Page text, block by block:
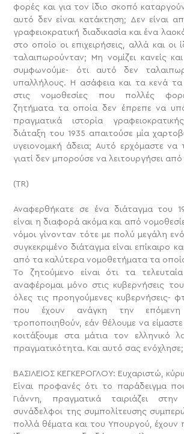
φορές και για τον ίδιο σκοπό
αυτό δεν είναι κατάκτηση; Δεν είναι
γραφειοκρατική διαδικασία και ένα
στο οποίο οι επιχειρήσεις, αλλά και οι
ταλαιπωρούνταν; Μη νομίζει κανείς
συμφωνούμε- ότι αυτό δεν
υπαλλήλους. Η ασάφεια και τα κενά
στις νομοθεσίες που πολλές
ζητήματα τα οποία δεν έπρεπε να
πραγματικά ιστορία
διάταξη του 1935 απαιτούσε μία
υγειονομική άδεια; Αυτό ερχόμαστε να
γιατί δεν μπορούσε να λειτουργήσει από
(TR)
Αναφερθήκατε σε ένα διάταγμα του
είναι η διαφορά ακόμα και από
νόμοι γίνονταν τότε με πολύ μεγάλη
συγκεκριμένο διάταγμα είναι επίκαιρο
από τα καλύτερα νομοθετήματα τα
Το ζητούμενο είναι ότι τα
αναφέρομαι μόνο στις κυβερνήσεις
όλες τις προηγούμενες κυβερνήσεις-
που έχουν ανάγκη την
τροποποιηθούν, εάν θέλουμε να είμαστε
κοιτάξουμε στα μάτια τον ελληνικό
πραγματικότητα. Και αυτό σας ενόχλησε;
ΒΑΣΙΛΕΙΟΣ ΚΕΓΚΕΡΟΓΛΟΥ: Ευχαριστώ,
Είναι προφανές ότι το παράδειγμα
Γιάννη, πραγματικά ταιριάζει
συνάδελφοι της συμπολίτευσης
πολλά θέματα και του Υπουργού, έχουν